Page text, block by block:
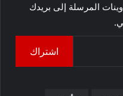
المرسلة إلى بريدك
اشتراك